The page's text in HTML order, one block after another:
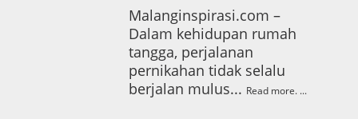
Malanginspirasi.com –
Dalam kehidupan rumah
tangga, perjalanan
pernikahan tidak selalu
berjalan mulus... Read more.